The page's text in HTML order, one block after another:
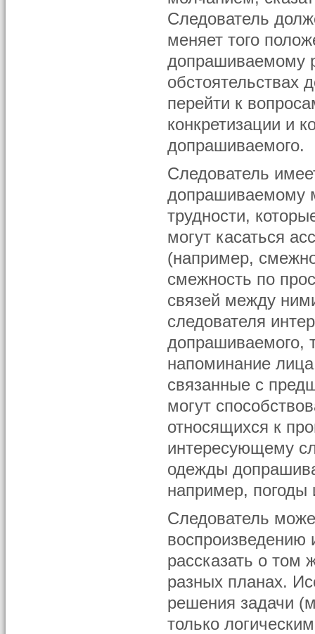
Следователь
меняет того
допрашиваемому
обстоятельствах
перейти к
конкретизации и
допрашиваемого.
Следователь
допрашиваемому
трудности,
могут касаться
(например,
смежность по
связей между
следователя
допрашиваемого,
напоминание
связанные с
могут
относящихся к
интересующему
одежды
например, погоды
Следователь
рассказать о том
разных планах.
решения задачи
только